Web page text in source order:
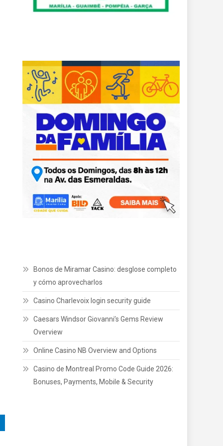
Bonos de Miramar Casino: desglose completo
y cómo aprovecharlos
Casino Charlevoix login security guide
Caesars Windsor Giovanni’s Gems Review
Overview
Online Casino NB Overview and Options
Casino de Montreal Promo Code Guide 2026:
Bonuses, Payments, Mobile & Security